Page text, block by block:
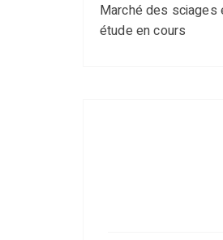
Marché des sciages
étude en cours